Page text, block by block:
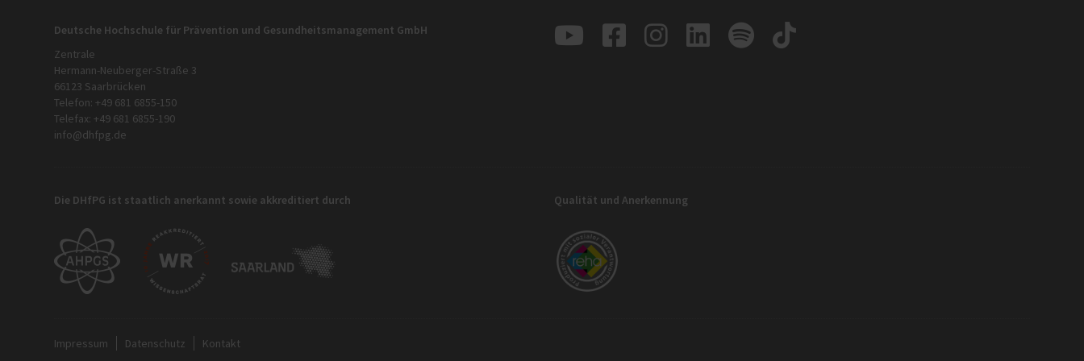
Deutsche Hochschule für Prävention und Gesundheitsmanagement GmbH
Zentrale
Hermann-Neuberger-Straße 3
66123 Saarbrücken
Telefon: +49 681 6855-150
Telefax: +49 681 6855-190
info@dhfpg.de
Die DHfPG ist staatlich anerkannt sowie akkreditiert durch Qualität und Anerkennung
Impressum Datenschutz Kontakt